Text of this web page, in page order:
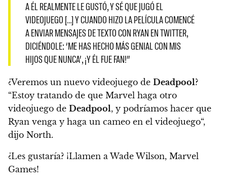
A ÉL REALMENTE LE GUSTÓ, Y SÉ QUE JUGÓ EL
VIDEOJUEGO […] Y CUANDO HIZO LA PELÍCULA COMENCÉ
A ENVIAR MENSAJES DE TEXTO CON RYAN EN TWITTER,
DICIÉNDOLE:‘ME HAS HECHO MÁS GENIAL CON MIS
HIJOS QUE NUNCA’, ¡Y ÉL FUE FAN!”
¿Veremos un nuevo videojuego de Deadpool?
“Estoy tratando de que Marvel haga otro
videojuego de Deadpool, y podríamos hacer que
Ryan venga y haga un cameo en el videojuego“,
dijo North.
¿Les gustaría? ¡Llamen a Wade Wilson, Marvel
Games!